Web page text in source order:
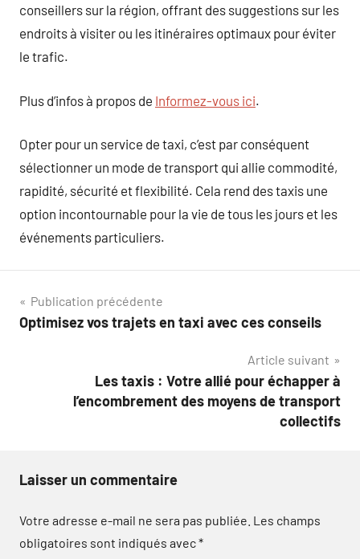
conseillers sur la région, offrant des suggestions sur les
endroits à visiter ou les itinéraires optimaux pour éviter
le trafic.
Plus d’infos à propos de Informez-vous ici.
Opter pour un service de taxi, c’est par conséquent
sélectionner un mode de transport qui allie commodité,
rapidité, sécurité et flexibilité. Cela rend des taxis une
option incontournable pour la vie de tous les jours et les
événements particuliers.
Navigation
de
Publication précédente
Optimisez vos trajets en taxi avec ces conseils
Article suivant
Les taxis : Votre allié pour échapper à
l’encombrement des moyens de transport
collectifs
Laisser un commentaire
Votre adresse e-mail ne sera pas publiée. Les champs
obligatoires sont indiqués avec*